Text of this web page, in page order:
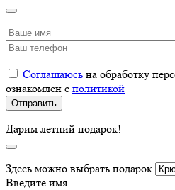
Соглашаюсь на обработку
ознакомлен с политикой
Дарим летний подарок!
Здесь можно выбрать подарок
Введите имя